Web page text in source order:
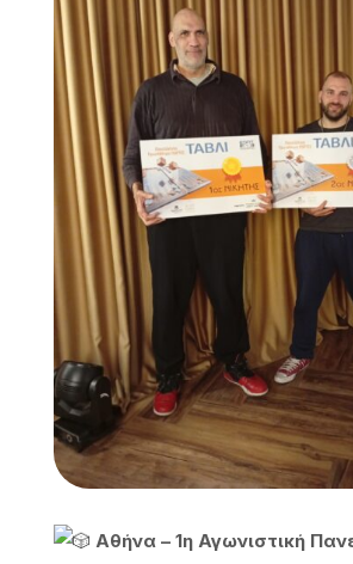
Αθήνα – 1η Αγωνιστική